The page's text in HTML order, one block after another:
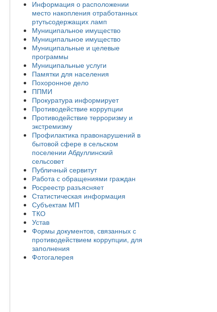
Информация о расположении
место накопления отработанных
ртутьсодержащих ламп
Муниципальное имущество
Муниципальное имущество
Муниципальные и целевые
программы
Муниципальные услуги
Памятки для населения
Похоронное дело
ППМИ
Прокуратура информирует
Противодействие коррупции
Противодействие терроризму и
экстремизму
Профилактика правонарушений в
бытовой сфере в сельском
поселении Абдуллинский
сельсовет
Публичный сервитут
Работа с обращениями граждан
Росреестр разъясняет
Статистическая информация
Субъектам МП
ТКО
Устав
Формы документов, связанных с
противодействием коррупции, для
заполнения
Фотогалерея